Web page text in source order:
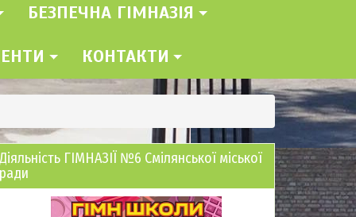
БЕЗПЕЧНА ГІМНАЗІЯ
КОНТАКТИ
Діяльність ГІМНАЗІЇ №6 Смілянської міської
ради